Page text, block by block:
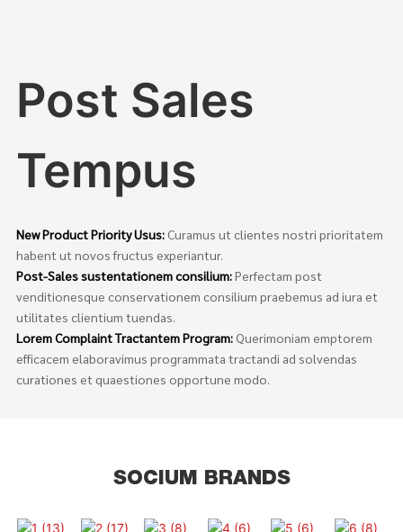
Post Sales
Tempus
New Product Priority Usus: Curamus ut clientes nostri prioritatem
habent ut novos fructus experiantur.
Post-Sales sustentationem consilium:Perfectam post
venditionesque conservationem consilium praebemus ad iura et
utilitates clientium tuendas.
Lorem Complaint Tractantem Program: Querimoniam emptorem
efficacem elaboravimus programmata tractandi ad solvendas
curationes et quaestiones opportune modo.
SOCIUM BRANDS